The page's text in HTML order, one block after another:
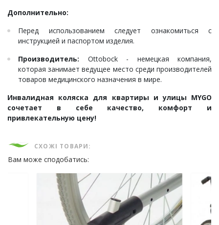
Дополнительно:
Перед использованием следует ознакомиться с
инструкцией и паспортом изделия.
Производитель: Ottobock - немецкая компания,
которая занимает ведущее место среди производителей
товаров медицинского назначения в мире.
Инвалидная коляска для квартиры и улицы MYGO
сочетает в себе качество, комфорт и
привлекательную цену!
СХОЖІ ТОВАРИ:
Вам може сподобатись: